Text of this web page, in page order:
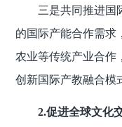
三是共同推进国
的国际产能合作需求
农业等传统产业合作
创新国际产教融合模
2.促进全球文化